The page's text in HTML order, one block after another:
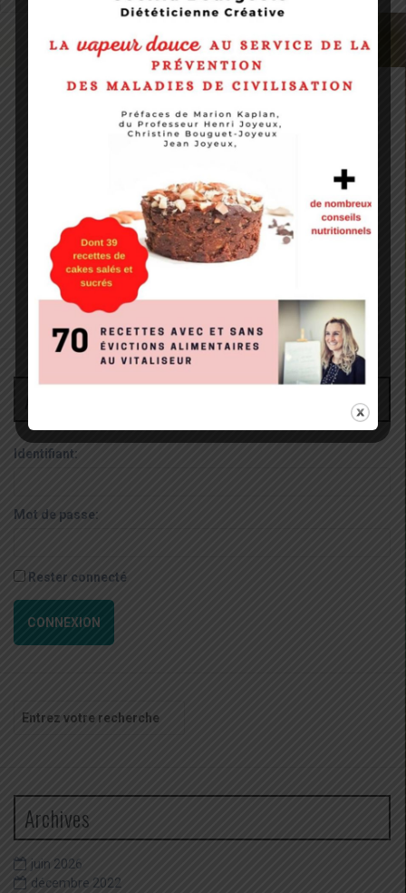
Identifiant:
Mot de passe:
Rester connecté
CONNEXION
pour
Archives
juin 2026
décembre 2022